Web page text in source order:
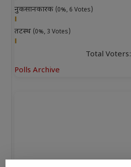
नुकसानकारक (0%, 6 Votes)
तटस्थ (0%, 3 Votes)
Total Voters:
Polls Archive